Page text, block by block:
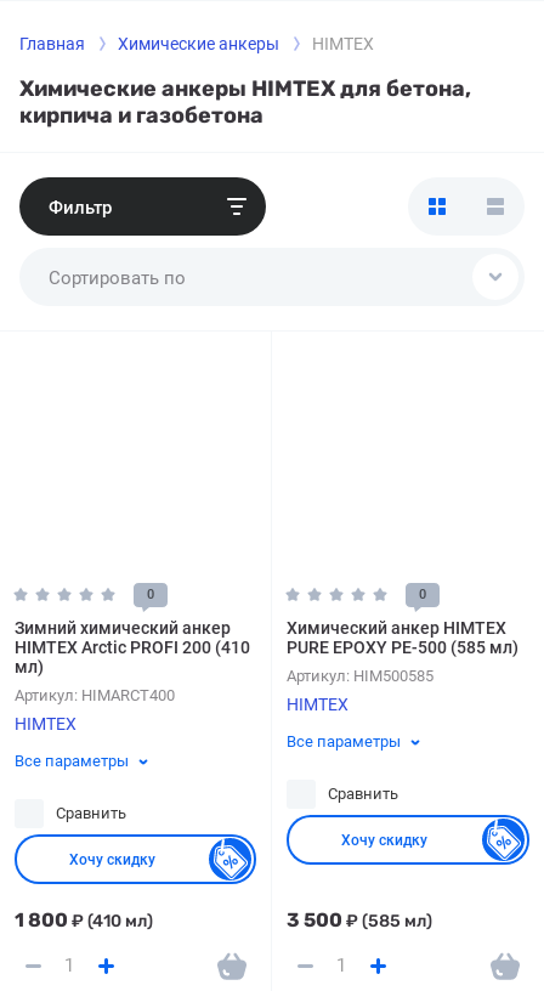
Главная Химические анкеры HIMTEX
Химические анкеры HIMTEX для бетона,
кирпича и газобетона
Фильтр
Сортировать по
0
Зимний химический анкер
HIMTEX Arctic PROFI 200 (410
мл)
Артикул: HIMARCT400
HIMTEX
Все параметры
Сравнить
Хочу скидку
1 800 ₽(410 мл)
0
Химический анкер HIMTEX
PURE EPOXY PE-500 (585 мл)
Артикул: HIM500585
HIMTEX
Все параметры
Сравнить
Хочу скидку
3 500 ₽(585 мл)